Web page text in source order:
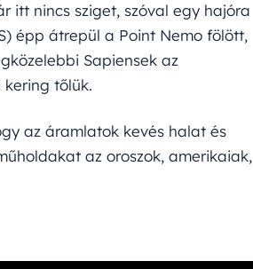
itt nincs sziget, szóval egy hajóra
épp átrepül a Point Nemo fölött,
Sapiensek az
kering tőlük.
az áramlatok kevés halat és
az oroszok, amerikaiak,